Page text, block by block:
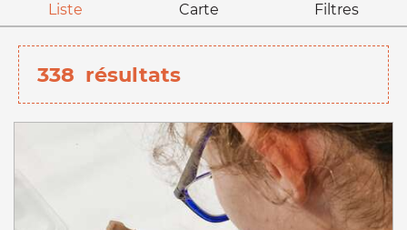
Liste Carte Filtres
338 résultats